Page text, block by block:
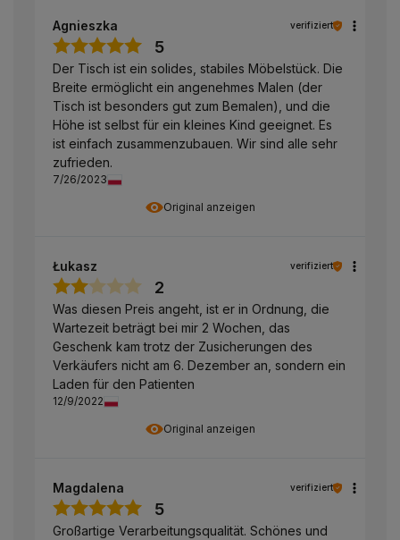
Original anzeigen
Agnieszka verifiziert
5
Der Tisch ist ein solides, stabiles Möbelstück. Die
Breite ermöglicht ein angenehmes Malen (der
Tisch ist besonders gut zum Bemalen), und die
Höhe ist selbst für ein kleines Kind geeignet. Es
ist einfach zusammenzubauen. Wir sind alle sehr
zufrieden.
7/26/2023
Original anzeigen
Łukasz verifiziert
2
Was diesen Preis angeht, ist er in Ordnung, die
Wartezeit beträgt bei mir 2 Wochen, das
Geschenk kam trotz der Zusicherungen des
Verkäufers nicht am 6. Dezember an, sondern ein
Laden für den Patienten
12/9/2022
Magdalena verifiziert
5
Großartige Verarbeitungsqualität. Schönes und